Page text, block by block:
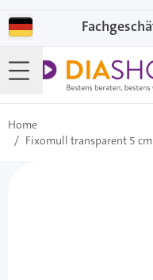
Home
/ Fixomull transparent 5